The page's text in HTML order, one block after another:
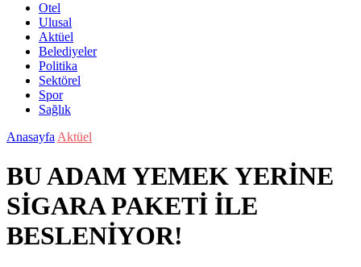
Otel
Ulusal
Aktüel
Belediyeler
Politika
Sektörel
Spor
Sağlık
Anasayfa Aktüel
BU ADAM YEMEK YERİNE
SİGARA PAKETİ İLE
BESLENİYOR!